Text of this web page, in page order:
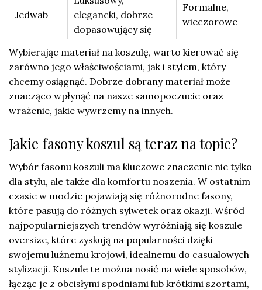
Jedwab
elegancki, dobrze
dopasowujący się
Formalne,
wieczorowe
Wybierając materiał na koszulę, warto kierować się
zarówno jego właściwościami, jak i stylem, który
chcemy osiągnąć. Dobrze dobrany materiał może
znacząco wpłynąć na nasze samopoczucie oraz
wrażenie, jakie wywrzemy na innych.
Jakie fasony koszul są teraz na topie?
Wybór fasonu koszuli ma kluczowe znaczenie nie tylko
dla stylu, ale także dla komfortu noszenia. W ostatnim
czasie w modzie pojawiają się różnorodne fasony,
które pasują do różnych sylwetek oraz okazji. Wśród
najpopularniejszych trendów wyróżniają się koszule
oversize, które zyskują na popularności dzięki
swojemu luźnemu krojowi, idealnemu do casualowych
stylizacji. Koszule te można nosić na wiele sposobów,
łącząc je z obcisłymi spodniami lub krótkimi szortami,